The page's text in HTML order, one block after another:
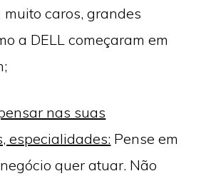
caros, grandes
a DELL começaram em
nas suas
especialidades: Pense em
quer atuar. Não